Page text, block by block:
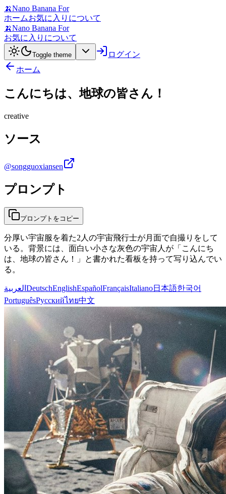
🍌Nano Banana For
ホームお気に入り について
🍌Nano Banana For
お気に入り について
Toggle theme
ログイン
ホーム
こんにちは、地球の皆さん！
creative
ソース
@songguoxiansen
プロンプト
プロンプトをコピー
分厚い宇宙服を着た2人の宇宙飛行士が月面で自撮りをして
いる。背景には、面白い小さな灰色の宇宙人が「こんにち
は、地球の皆さん！」と書かれた看板を持って写り込んでい
る。
العربية DeutschEnglishEspañolFrançaisItaliano日本語한국어
PortuguêsРусскийไทย中文